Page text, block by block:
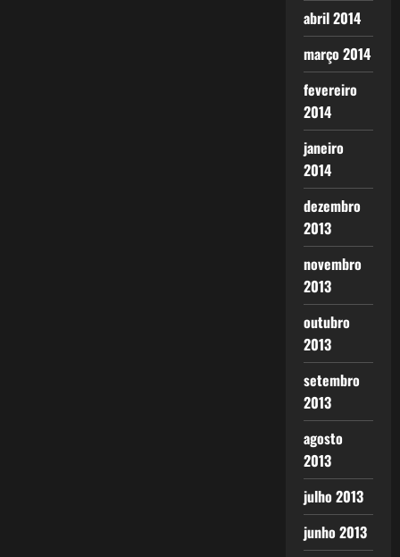
abril 2014
março 2014
fevereiro
2014
janeiro
2014
dezembro
2013
novembro
2013
outubro
2013
setembro
2013
agosto
2013
julho 2013
junho 2013